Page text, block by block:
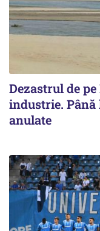
Dezastrul de
industrie. Până
anulate